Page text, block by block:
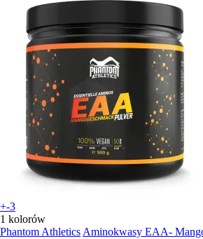
+-3
1 kolorów
Phantom Athletics Aminokwasy EAA-